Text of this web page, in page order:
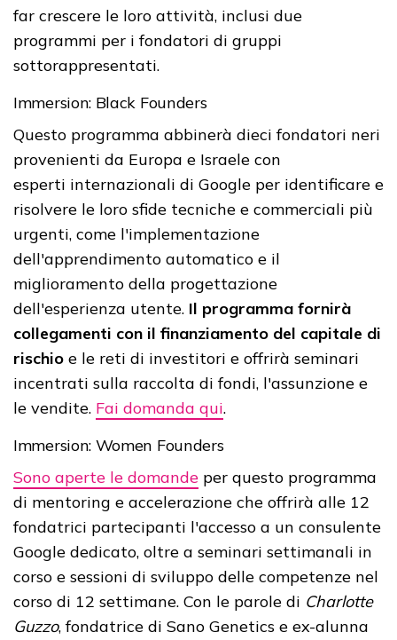
far crescere le loro attività, inclusi due
programmi per i fondatori di gruppi
sottorappresentati.
Immersion: Black Founders
Questo programma abbinerà dieci fondatori neri
provenienti da Europa e Israele con
esperti internazionali di Google per identificare e
risolvere le loro sfide tecniche e commerciali più
urgenti, come l'implementazione
dell'apprendimento automatico e il
miglioramento della progettazione
dell'esperienza utente. Il programma fornirà
collegamenti con il finanziamento del capitale di
rischio e le reti di investitori e offrirà seminari
incentrati sulla raccolta di fondi, l'assunzione e
le vendite. Fai domanda qui.
Immersion: Women Founders
Sono aperte le domande per questo programma
di mentoring e accelerazione che offrirà alle 12
fondatrici partecipanti l'accesso a un consulente
Google dedicato, oltre a seminari settimanali in
corso e sessioni di sviluppo delle competenze nel
corso di 12 settimane. Con le parole di Charlotte
Guzzo, fondatrice di Sano Genetics e ex-alunna